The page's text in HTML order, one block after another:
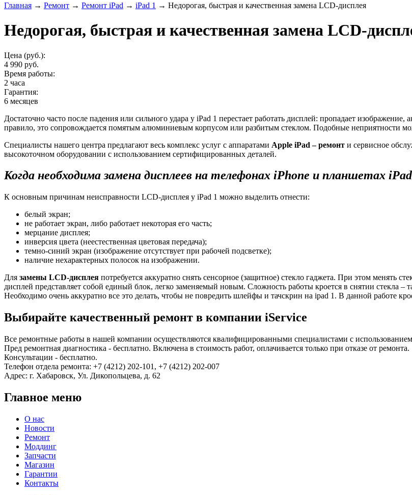
Главная → Ремонт → Ремонт iPad → iPad 1 → Недорогая, быстрая и качественная замена LCD-дисплея
Недорогая, быстрая и качественная замена LCD-
Цена (руб.):
4 990 руб.
Время работы:
2 часа
Гарантия:
6 месяцев
Достаточно часто после падения или сильного удара у iPad 1 перестает работать дисплей: пропадает
правило, это сопровождается помятым алюминиевым корпусом или разбитым стеклом. Подобные неприятности
Специалисты нашего центра предлагают весь комплекс услуг с аппаратами Apple iPad – ремонт и сервисное
высокоточном оборудовании с использованием сертифицированных деталей.
Когда необходима замена дисплеев на телефонах iPhone и планшетах iPad
К основным причинам неисправности LCD-дисплея у iPad 1 можно выделить отнести:
белый экран;
не работает экран, либо работает некоторая его часть;
мерцание дисплея;
инверсия цвета (неестественная цветовая передача);
темно-синий экран (изображение отсутствует при рабочей подсветке);
наличие нехарактерных полосок на изображении.
Для замены LCD-дисплея потребуется аккуратно снять сенсорное (защитное) стекло гаджета. При этом менять
дисплей представляет собой единый блок, легко заменяемый новым. Сложность работы кроется в снятии стекла –
Необходимо очень аккуратно все это делать, чтобы не повредить шлейфы и тачскрин на ipad 1. В данной работе
Выбирайте качественный ремонт в компании iService
Все ремонтные работы в нашей компании осуществляются квалифицированными специалистами с
Пред ремонтная диагностика - бесплатно. Включена в стоимость работ, оплачивается только при отказе от ремонта.
Консультации - бесплатно.
Телефон отдела ремонта: +7 (4212) 202-101, +7 (4212) 202-007
Адрес: г. Хабаровск, Ул. Дикопольцева, д. 62
Главное меню
О нас
Новости
Ремонт
Моддинг
Запчасти
Магазин
Гарантии
Контакты